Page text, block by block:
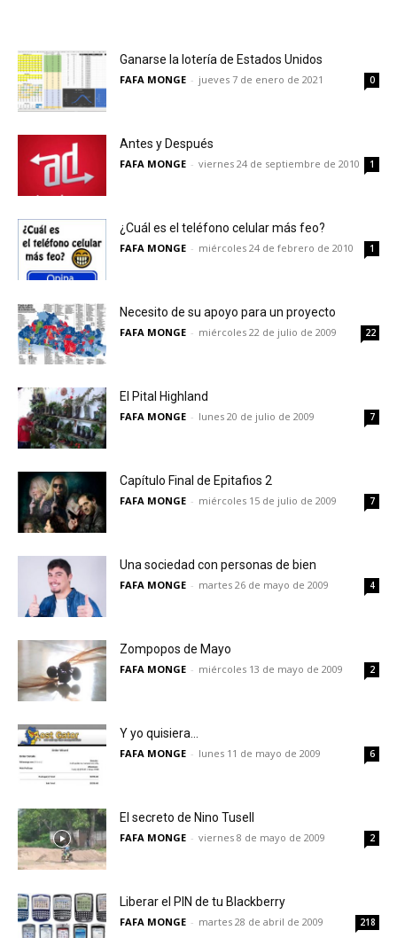
Ganarse la lotería de Estados Unidos
FAFA MONGE - jueves 7 de enero de 2021 0
Antes y Después
FAFA MONGE - viernes 24 de septiembre de 2010 1
¿Cuál es el teléfono celular más feo?
FAFA MONGE - miércoles 24 de febrero de 2010 1
Necesito de su apoyo para un proyecto
FAFA MONGE - miércoles 22 de julio de 2009 22
El Pital Highland
FAFA MONGE - lunes 20 de julio de 2009 7
Capítulo Final de Epitafios 2
FAFA MONGE - miércoles 15 de julio de 2009 7
Una sociedad con personas de bien
FAFA MONGE - martes 26 de mayo de 2009 4
Zompopos de Mayo
FAFA MONGE - miércoles 13 de mayo de 2009 2
Y yo quisiera…
FAFA MONGE - lunes 11 de mayo de 2009 6
El secreto de Nino Tusell
FAFA MONGE - viernes 8 de mayo de 2009 2
Liberar el PIN de tu Blackberry
FAFA MONGE - martes 28 de abril de 2009 218